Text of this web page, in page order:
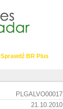
Sprawdź BR Plus
PLGALVO00017
21.10.2010